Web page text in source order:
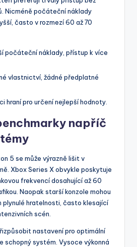
Nicméně počáteční náklady
často v rozmezí 60 až 70
počáteční náklady, přístup k více
vlastnictví, žádné předplatné
hraní pro určení nejlepší hodnoty.
napříč
5 se může výrazně lišit v
Xbox Series X obvykle poskytuje
frekvencí dosahující až 60
Naopak starší konzole mohou
plynulé hratelnosti, často klesající
scén.
nastavení pro optimální
schopný systém. Vysoce výkonná